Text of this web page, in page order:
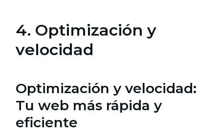
4. Optimización y
velocidad
Optimización y velocidad:
Tu web más rápida y
eficiente